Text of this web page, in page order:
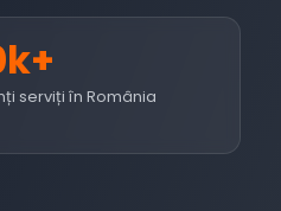
serviți în România